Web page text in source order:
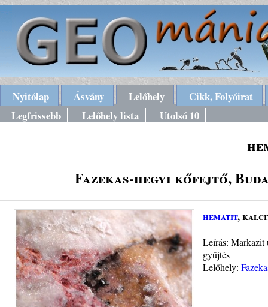
Nyitólap Ásvány Lelőhely
Cikk, Folyóirat
Legfrissebb
Lelőhely lista Utolsó 10
Fazekas-hegyi kőfejtő,
hematit,
Leírás: Markazit
gyűjtés
Lelőhely: